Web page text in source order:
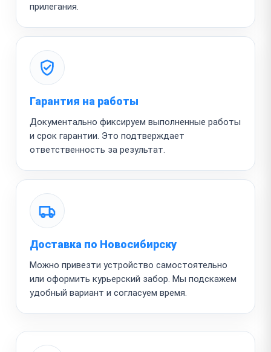
прилегания.
Гарантия на работы
Документально фиксируем выполненные работы
и срок гарантии. Это подтверждает
ответственность за результат.
Доставка по Новосибирску
Можно привезти устройство самостоятельно
или оформить курьерский забор. Мы подскажем
удобный вариант и согласуем время.